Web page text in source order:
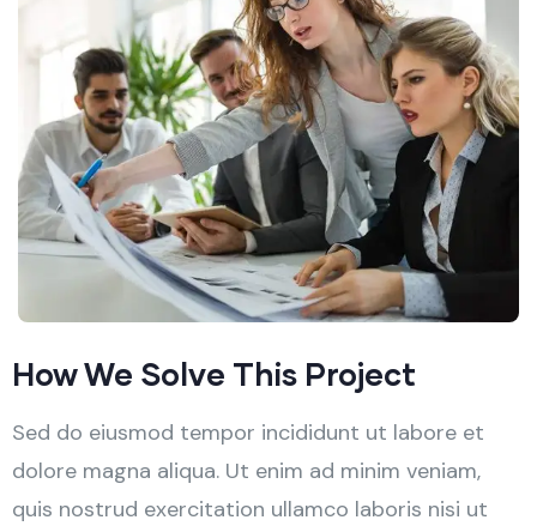
How We Solve This Project
Sed do eiusmod tempor incididunt ut labore et
dolore magna aliqua. Ut enim ad minim veniam,
quis nostrud exercitation ullamco laboris nisi ut